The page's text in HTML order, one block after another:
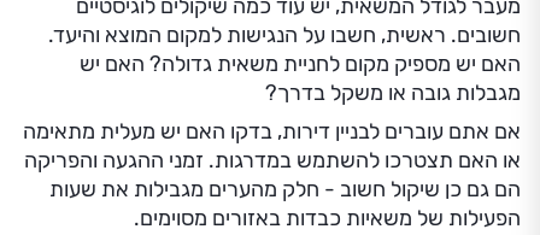
מעבר לגודל המשאית, יש עוד כמה שיקולים לוגיסטיים
חשובים. ראשית, חשבו על הנגישות למקום המוצא והיעד.
האם יש מספיק מקום לחניית משאית גדולה? האם יש
מגבלות גובה או משקל בדרך?
אם אתם עוברים לבניין דירות, בדקו האם יש מעלית מתאימה
או האם תצטרכו להשתמש במדרגות. זמני ההגעה והפריקה
הם גם כן שיקול חשוב - חלק מהערים מגבילות את שעות
הפעילות של משאיות כבדות באזורים מסוימים.